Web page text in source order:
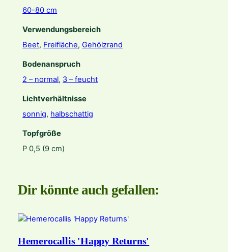
60-80 cm
Verwendungsbereich
Beet, Freifläche, Gehölzrand
Bodenanspruch
2 – normal, 3 – feucht
Lichtverhältnisse
sonnig, halbschattig
Topfgröße
P 0,5 (9 cm)
Dir könnte auch gefallen:
Hemerocallis 'Happy Returns'